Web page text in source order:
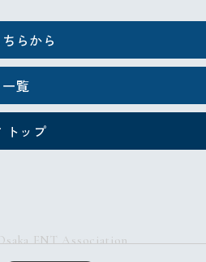
らから
覧
トップ
ENT Association